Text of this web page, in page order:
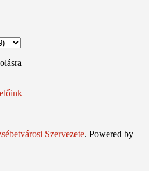
Szervezete. Powered by